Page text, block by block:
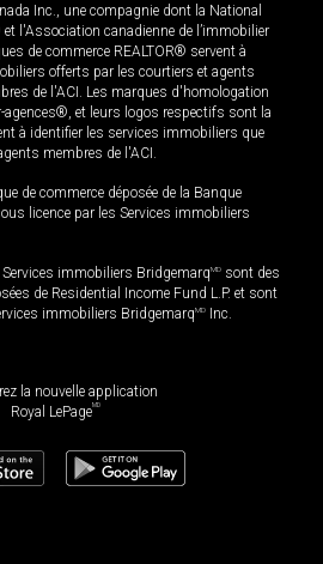
Inc., une compagnie dont la National
l'Association canadienne de l’immobilier
de commerce REALTOR® servent à
offerts par les courtiers et agents
de l'ACI. Les marques d'homologation
et leurs logos respectifs sont la
à identifier les services immobiliers que
membres de l'ACI.
de commerce déposée de la Banque
licence par les Services immobiliers
immobiliers BridgemarqMD sont des
de Residential Income Fund L.P. et sont
immobiliers BridgemarqMD Inc.
la nouvelle application
Royal LePageMD